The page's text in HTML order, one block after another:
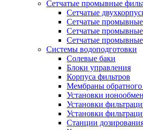
Сетчатые промывные
Сетчатые
Сетчатые
Сетчатые
Сетчатые
Системы водоподготовки
Солевые баки
Блоки управления
Корпуса фильтров
Мембраны обратного
Установки
Установки
Установки
Станции